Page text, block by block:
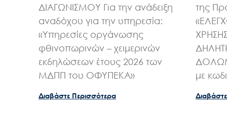
ΔΙΑΓΩΝΙΣΜΟΥ Για την ανάδειξη
αναδόχου για την υπηρεσία:
«Υπηρεσίες οργάνωσης
φθινοπωρινών – χειμερινών
εκδηλώσεων έτους 2026 των
ΜΔΠΠ του ΟΦΥΠΕΚΑ»
Διαβάστε Περισσότερα
της
με